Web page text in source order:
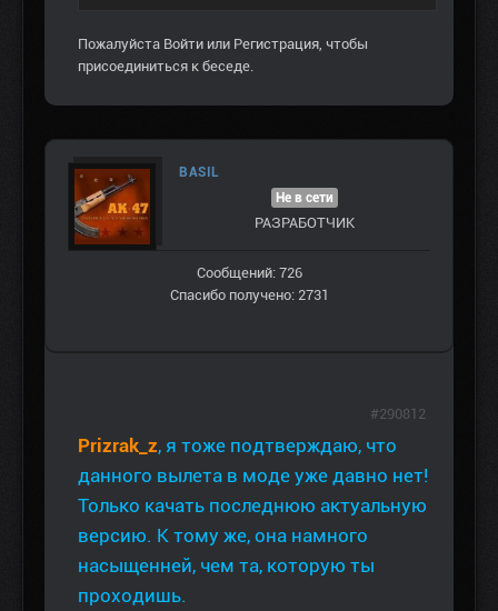
Пожалуйста Войти или Регистрация, чтобы
присоединиться к беседе.
BASIL
Не в сети
РАЗРАБОТЧИК
Сообщений: 726
Спасибо получено: 2731
Prizrak_z, я тоже подтверждаю, что
данного вылета в моде уже давно нет!
Только качать последнюю актуальную
версию. К тому же, она намного
насыщенней, чем та, которую ты
проходишь.
#290812